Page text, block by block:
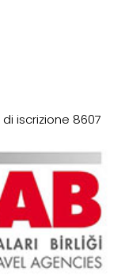
iscrizione 8607